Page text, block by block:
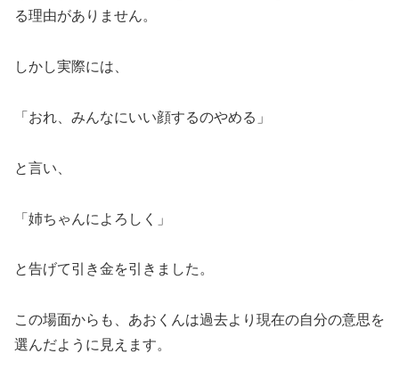
る理由がありません。
しかし実際には、
「おれ、みんなにいい顔するのやめる」
と言い、
「姉ちゃんによろしく」
と告げて引き金を引きました。
この場面からも、あおくんは過去より現在の自分の意思を
選んだように見えます。